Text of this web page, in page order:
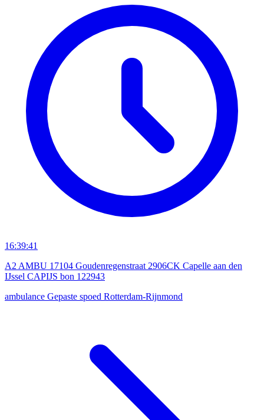
16:39:41
A2 AMBU 17104 Goudenregenstraat 2906CK Capelle aan den
IJssel CAPIJS bon 122943
ambulance Gepaste spoed Rotterdam-Rijnmond